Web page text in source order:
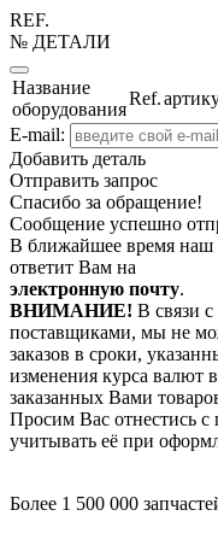
REF.
№ ДЕТАЛИ
Название
оборудования
Ref.
E-mail:
Добавить деталь
Отправить запрос
Спасибо за обращение!
Сообщение успешно
В ближайшее время наш
ответит Вам на
электронную почту.
ВНИМАНИЕ! В связи
поставщиками, мы не
заказов в сроки,
изменения курса валют
заказанных Вами
Просим Вас отнестись
учитывать её при
Более 1 500 000